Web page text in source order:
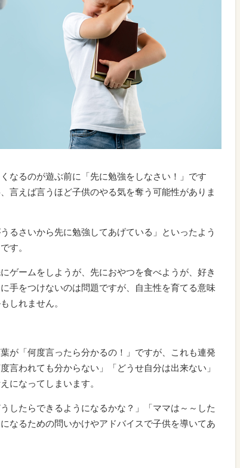
なるのが遊ぶ前に「先に勉強をしなさい！」です
言えば言うほど子供のやる気を奪う可能性がありま
るさいから先に勉強してあげている」といったよう
す。
ゲームをしようが、先におやつを食べようが、好き
手をつけないのは問題ですが、自主性を育てる意味
しれません。
が「何度言ったら分かるの！」ですが、これも連発
言われても分からない」「どうせ自分は出来ない」
になってしまいます。
したらできるようになるかな？」「ママは～～した
なるための問いかけやアドバイスで子供を導いてあ